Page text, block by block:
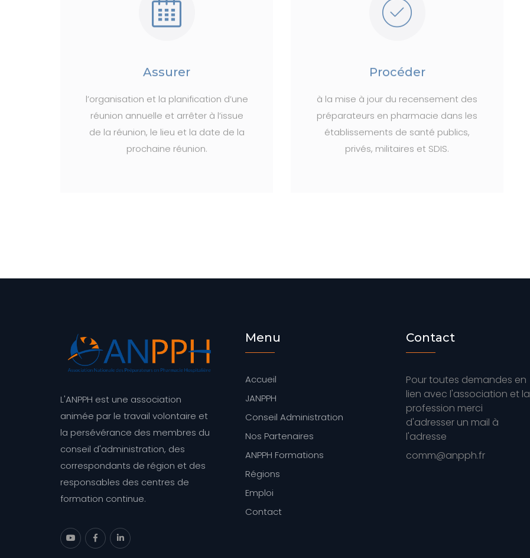
Assurer
l’organisation et la planification d’une
réunion annuelle et arrêter à l’issue
de la réunion, le lieu et la date de la
prochaine réunion.
Procéder
à la mise à jour du recensement des
préparateurs en pharmacie dans les
établissements de santé publics,
privés, militaires et SDIS.
L'ANPPH est une association
animée par le travail volontaire et
la persévérance des membres du
conseil d'administration, des
correspondants de région et des
responsables des centres de
formation continue.
Menu
Accueil
JANPPH
Conseil Administration
Nos Partenaires
ANPPH Formations
Régions
Emploi
Contact
Contact
Pour toutes demandes en
lien avec l'association et la
profession merci
d'adresser un mail à
l'adresse
comm@anpph.fr